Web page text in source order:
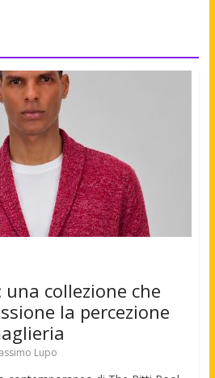
collezione che
la percezione
Lupo